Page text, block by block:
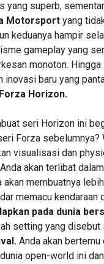
yang superb,
Motorsportyang
keduanya hampir
gameplay yang
monoton.
inovasi baru yang
Forza Horizon.
seri Horizon ini
Forza sebelumnya?
visualisasi dan
akan terlibat
akan membuatnya
memacu kendaraan
pada dunia
setting yang disebut
Anda akan bertemu
open-world ini